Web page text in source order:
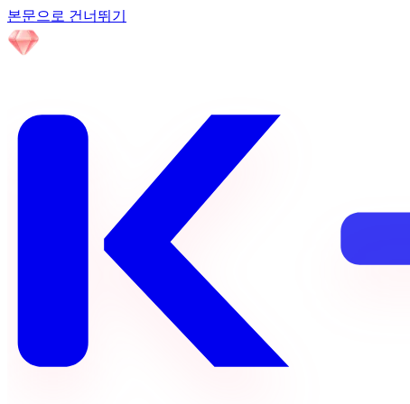
본문으로 건너뛰기